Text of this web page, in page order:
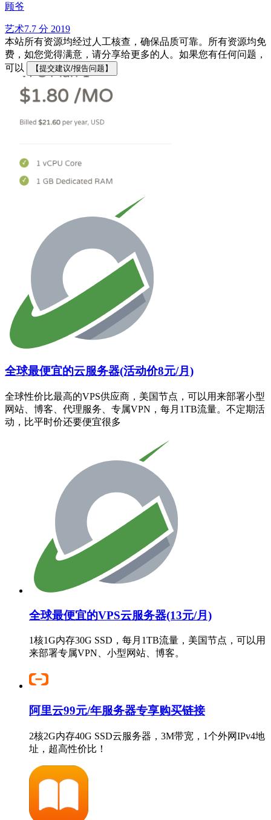
顾爷
艺术7.7 分 2019
本站所有资源均经过人工核查，确保品质可靠。所有资源均免
费，如您觉得满意，请分享给更多的人。如果您有任何问题，
可以
【提交建议/报告问题】
全球最便宜的云服务器(活动价8元/月)
全球性价比最高的VPS供应商，美国节点，可以用来部署小型
网站、博客、代理服务、专属VPN，每月1TB流量。不定期活
动，比平时价还要便宜很多
全球最便宜的VPS云服务器(13元/月)
1核1G内存30G SSD，每月1TB流量，美国节点，可以用
来部署专属VPN、小型网站、博客。
阿里云99元/年服务器专享购买链接
2核2G内存40G SSD云服务器，3M带宽，1个外网IPv4地
址，超高性价比！